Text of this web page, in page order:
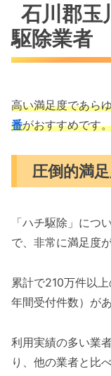
石川郡玉
駆除業者
高い満足度であら
番がおすすめです
圧倒的満
「ハチ駆除」につ
で、非常に満足度
累計で210万件以
年間受付件数）があ
利用実績の多い業
り、他の業者と比